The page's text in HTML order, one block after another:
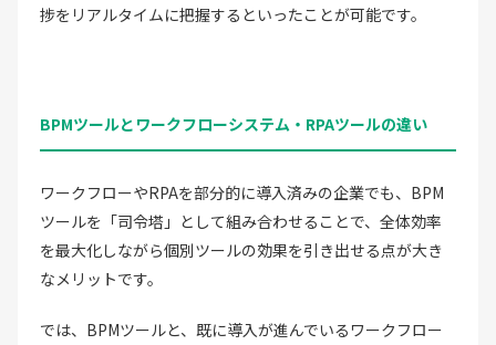
捗をリアルタイムに把握するといったことが可能です。
BPMツールとワークフローシステム・RPAツールの違い
ワークフローやRPAを部分的に導入済みの企業でも、BPM
ツールを「司令塔」として組み合わせることで、全体効率
を最大化しながら個別ツールの効果を引き出せる点が大き
なメリットです。
では、BPMツールと、既に導入が進んでいるワークフロー